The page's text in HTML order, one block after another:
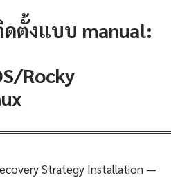
ตั้งแบบ manual:
Rocky
Strategy Installation —